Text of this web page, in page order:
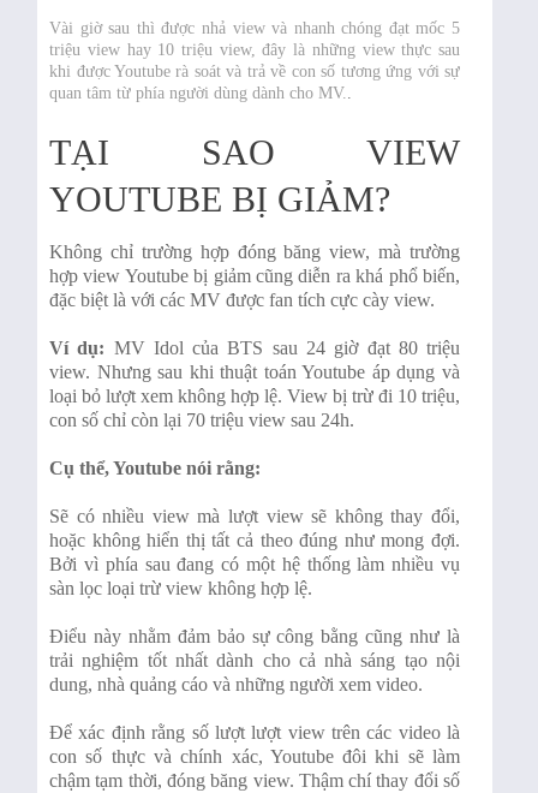
Vài giờ sau thì được nhả view và nhanh chóng đạt mốc 5
triệu view hay 10 triệu view, đây là những view thực sau
khi được Youtube rà soát và trả về con số tương ứng với sự
quan tâm từ phía người dùng dành cho MV..
TẠI SAO VIEW
YOUTUBE BỊ GIẢM?
Không chỉ trường hợp đóng băng view, mà trường
hợp view Youtube bị giảm cũng diễn ra khá phổ biến,
đặc biệt là với các MV được fan tích cực cày view.
Ví dụ: MV Idol của BTS sau 24 giờ đạt 80 triệu
view. Nhưng sau khi thuật toán Youtube áp dụng và
loại bỏ lượt xem không hợp lệ. View bị trừ đi 10 triệu,
con số chỉ còn lại 70 triệu view sau 24h.
Cụ thể, Youtube nói rằng:
Sẽ có nhiều view mà lượt view sẽ không thay đổi,
hoặc không hiển thị tất cả theo đúng như mong đợi.
Bởi vì phía sau đang có một hệ thống làm nhiều vụ
sàn lọc loại trừ view không hợp lệ.
Điểu này nhằm đảm bảo sự công bằng cũng như là
trải nghiệm tốt nhất dành cho cả nhà sáng tạo nội
dung, nhà quảng cáo và những người xem video.
Để xác định rằng số lượt lượt view trên các video là
con số thực và chính xác, Youtube đôi khi sẽ làm
chậm tạm thời, đóng băng view. Thậm chí thay đổi số